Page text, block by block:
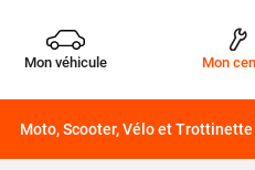
Mon véhicule Mon
Moto, Scooter, Vélo et Trottinette